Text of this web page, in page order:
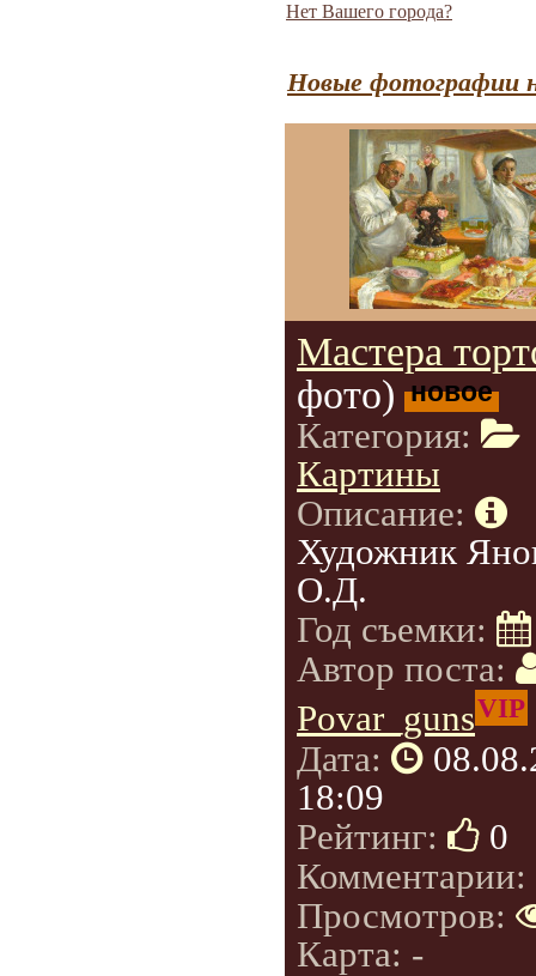
Нет Вашего города?
Новые фотографии
Мастера
фото) новое
Категория:
Картины
Описание:
Художник
О.Д.
Год съемки:
Автор поста:
Povar_gunsVIP
Дата:
18:09
Рейтинг:
0
Комментарии:
Просмотров:
Карта: -